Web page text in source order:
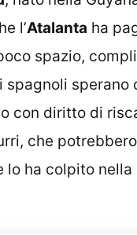
l’Atalanta ha
spazio,
spagnoli sperano
con diritto di
che
ha colpito nella